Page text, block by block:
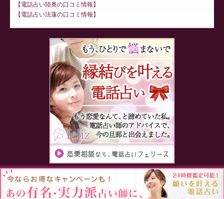
電話占い陸奥の口コミ情報
電話占い法蓮の口コミ情報
Proudly powered by WordPress